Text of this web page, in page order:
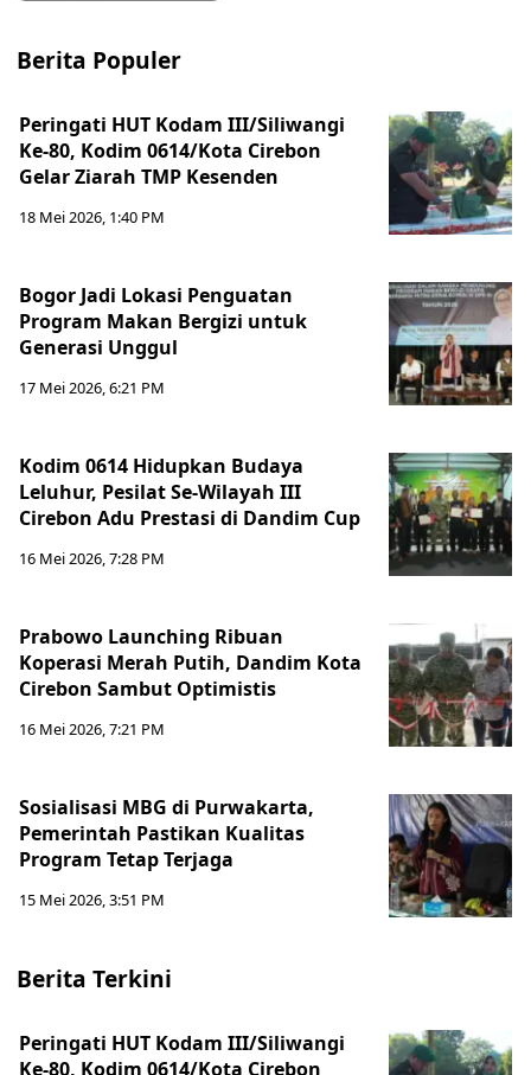
Berita Populer
Peringati HUT Kodam III/Siliwangi
Ke-80, Kodim 0614/Kota Cirebon
Gelar Ziarah TMP Kesenden
18 Mei 2026, 1:40 PM
Bogor Jadi Lokasi Penguatan
Program Makan Bergizi untuk
Generasi Unggul
17 Mei 2026, 6:21 PM
Kodim 0614 Hidupkan Budaya
Leluhur, Pesilat Se-Wilayah III
Cirebon Adu Prestasi di Dandim Cup
16 Mei 2026, 7:28 PM
Prabowo Launching Ribuan
Koperasi Merah Putih, Dandim Kota
Cirebon Sambut Optimistis
16 Mei 2026, 7:21 PM
Sosialisasi MBG di Purwakarta,
Pemerintah Pastikan Kualitas
Program Tetap Terjaga
15 Mei 2026, 3:51 PM
Berita Terkini
Peringati HUT Kodam III/Siliwangi
Ke-80, Kodim 0614/Kota Cirebon